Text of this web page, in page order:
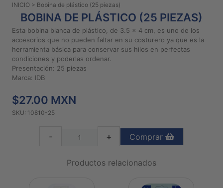
Preguntas
frecuentes
Aviso De
Privacidad
Políticas
Compra
INICIO > Bobina de plástico (25 piezas)
BOBINA DE PLÁSTICO (25 PIEZAS)
Esta bobina blanca de plástico, de 3.5 x 4 cm, es uno de los
accesorios que no pueden faltar en su costurero ya que es la
herramienta básica para conservar sus hilos en perfectas
condiciones y poderlas ordenar.
Presentación: 25 piezas
Marca: IDB
$27.00 MXN
SKU: 10810-25
- + Comprar
Productos relacionados